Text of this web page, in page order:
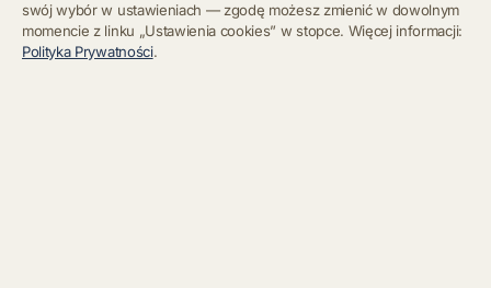
swój wybór w ustawieniach — zgodę możesz zmienić w dowolnym
momencie z linku „Ustawienia cookies” w stopce. Więcej informacji:
Polityka Prywatności.
Chcę się wypisać z newslettera
Błąd połączenia z